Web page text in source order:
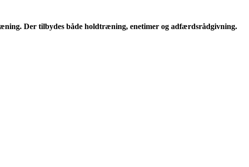
Der tilbydes både holdtræning, enetimer og adfærdsrådgivning.